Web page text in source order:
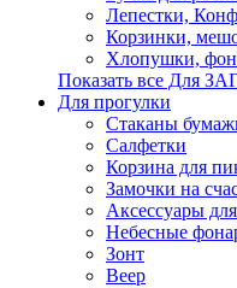
Лепестки,
Корзинки,
Хлопушки,
Показать все Для
Для прогулки
Стаканы
Салфетки
Корзина для
Замочки на
Аксессуары
Небесные
Зонт
Веер